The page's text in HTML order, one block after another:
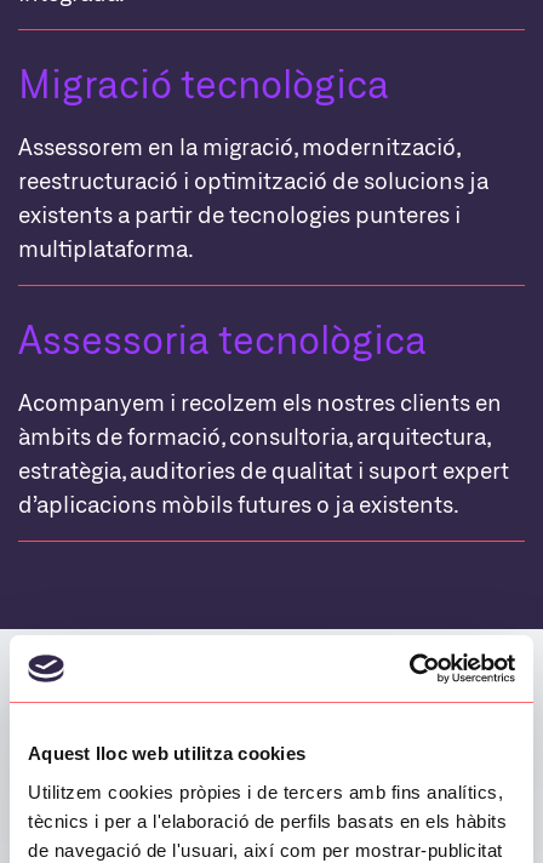
Aquest lloc web utilitza cookies
Utilitzem cookies pròpies i de tercers amb fins analítics,
tècnics i per a l'elaboració de perfils basats en els hàbits
de navegació de l'usuari, així com per mostrar-publicitat
Migració tecnològica
Assessorem en la migració, modernització,
reestructuració i optimització de solucions ja
existents a partir de tecnologies punteres i
multiplataforma.
Assessoria tecnològica
Acompanyem i recolzem els nostres clients en
àmbits de formació, consultoria, arquitectura,
estratègia, auditories de qualitat i suport expert
d’aplicacions mòbils futures o ja existents.
Veure cas d'èxit
App del Mobile World Congress